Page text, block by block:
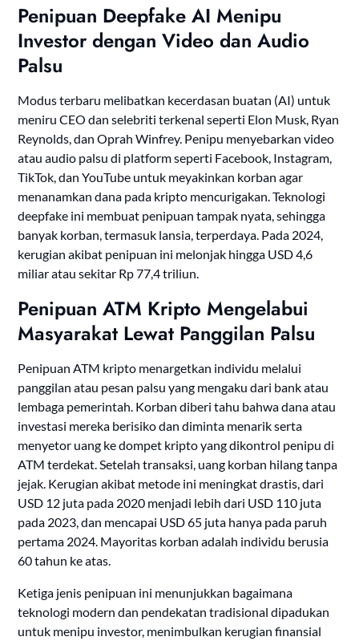
Penipuan Deepfake AI Menipu
Investor dengan Video dan Audio
Palsu
Modus terbaru melibatkan kecerdasan buatan (AI) untuk
meniru CEO dan selebriti terkenal seperti Elon Musk, Ryan
Reynolds, dan Oprah Winfrey. Penipu menyebarkan video
atau audio palsu di platform seperti Facebook, Instagram,
TikTok, dan YouTube untuk meyakinkan korban agar
menanamkan dana pada kripto mencurigakan. Teknologi
deepfake ini membuat penipuan tampak nyata, sehingga
banyak korban, termasuk lansia, terperdaya. Pada 2024,
kerugian akibat penipuan ini melonjak hingga USD 4,6
miliar atau sekitar Rp 77,4 triliun.
Penipuan ATM Kripto Mengelabui
Masyarakat Lewat Panggilan Palsu
Penipuan ATM kripto menargetkan individu melalui
panggilan atau pesan palsu yang mengaku dari bank atau
lembaga pemerintah. Korban diberi tahu bahwa dana atau
investasi mereka berisiko dan diminta menarik serta
menyetor uang ke dompet kripto yang dikontrol penipu di
ATM terdekat. Setelah transaksi, uang korban hilang tanpa
jejak. Kerugian akibat metode ini meningkat drastis, dari
USD 12 juta pada 2020 menjadi lebih dari USD 110 juta
pada 2023, dan mencapai USD 65 juta hanya pada paruh
pertama 2024. Mayoritas korban adalah individu berusia
60 tahun ke atas.
Ketiga jenis penipuan ini menunjukkan bagaimana
teknologi modern dan pendekatan tradisional dipadukan
untuk menipu investor, menimbulkan kerugian finansial